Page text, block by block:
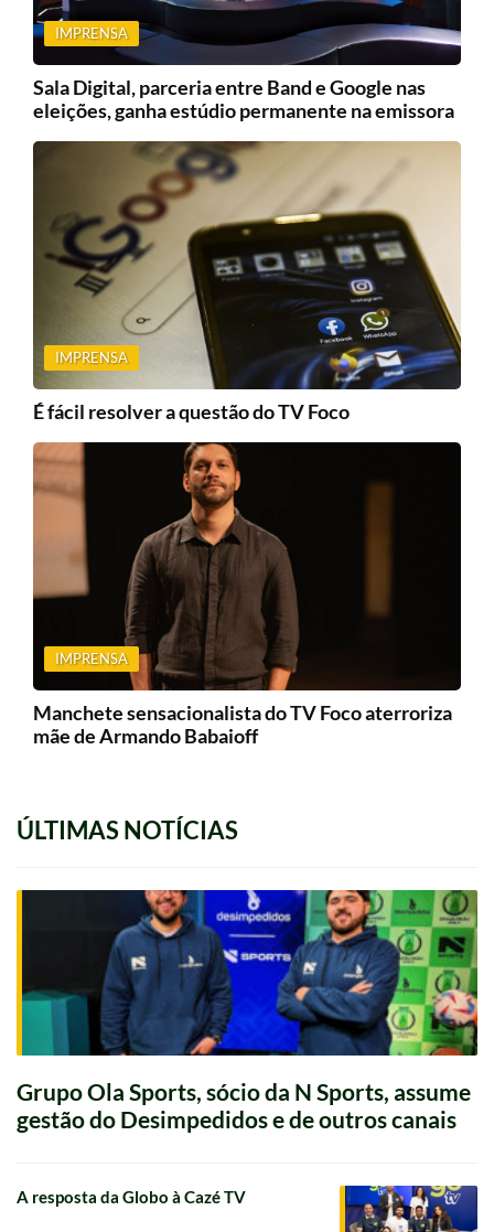
IMPRENSA
Sala Digital, parceria entre Band e Google nas
eleições, ganha estúdio permanente na emissora
IMPRENSA
É fácil resolver a questão do TV Foco
IMPRENSA
Manchete sensacionalista do TV Foco aterroriza
mãe de Armando Babaioff
ÚLTIMAS NOTÍCIAS
Grupo Ola Sports, sócio da N Sports, assume
gestão do Desimpedidos e de outros canais
A resposta da Globo à Cazé TV